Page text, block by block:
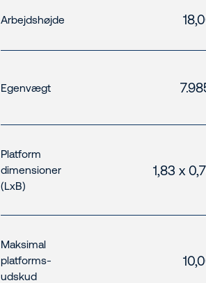
Arbejdshøjde
Egenvægt
Platform
dimensioner
(LxB)
1,83 x
Maksimal
platforms-
udskud